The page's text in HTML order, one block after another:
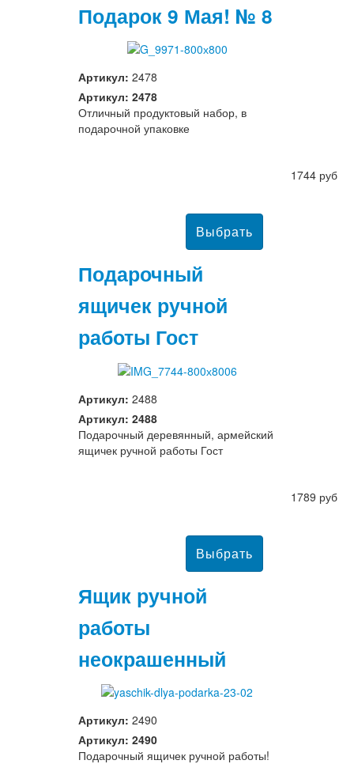
Подарок 9 Мая! № 8
Артикул: 2478
Артикул: 2478
Отличный продуктовый набор, в
подарочной упаковке
1744 руб
Подарочный
ящичек ручной
работы Гост
Артикул: 2488
Артикул: 2488
Подарочный деревянный, армейский
ящичек ручной работы Гост
1789 руб
Ящик ручной
работы
неокрашенный
Артикул: 2490
Артикул: 2490
Подарочный ящичек ручной работы!